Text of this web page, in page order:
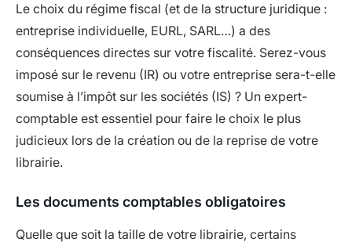
Le choix du régime fiscal (et de la structure juridique :
entreprise individuelle, EURL, SARL…) a des
conséquences directes sur votre fiscalité. Serez-vous
imposé sur le revenu (IR) ou votre entreprise sera-t-elle
soumise à l’impôt sur les sociétés (IS) ? Un expert-
comptable est essentiel pour faire le choix le plus
judicieux lors de la création ou de la reprise de votre
librairie.
Les documents comptables obligatoires
Quelle que soit la taille de votre librairie, certains